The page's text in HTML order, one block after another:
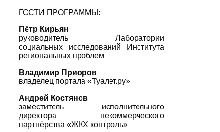
ГОСТИ ПРОГРАММЫ:
Пётр Кирьян
руководитель Лаборатории
социальных исследований Института
региональных проблем
Владимир Приоров
владелец портала «Туалет.ру»
Андрей Костянов
заместитель исполнительного
директора некоммерческого
партнёрства «ЖКХ контроль»